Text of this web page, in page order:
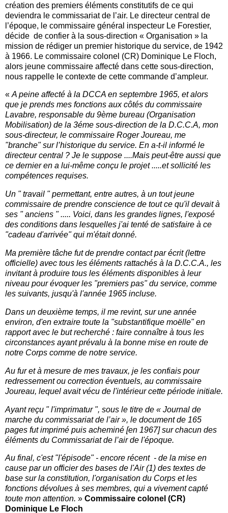
création des premiers éléments constitutifs de ce qui
deviendra le commissariat de l’air. Le directeur central de
l’époque, le commissaire général inspecteur Le Forestier,
décide de confier à la sous-direction « Organisation » la
mission de rédiger un premier historique du service, de 1942
à 1966. Le commissaire colonel (CR) Dominique Le Floch,
alors jeune commissaire affecté dans cette sous-direction,
nous rappelle le contexte de cette commande d’ampleur.
«A peine affecté à la DCCA en septembre 1965, et alors
que je prends mes fonctions aux côtés du commissaire
Lavabre, responsable du 9ème bureau (Organisation
Mobilisation) de la 3éme sous-direction de la D.C.C.A, mon
sous-directeur, le commissaire Roger Joureau, me
"branche" sur l’historique du service. En a-t-il informé le
directeur central ? Je le suppose ....Mais peut-être aussi que
ce dernier en a lui-même conçu le projet .....et sollicité les
compétences requises.
Un " travail " permettant, entre autres, à un tout jeune
commissaire de prendre conscience de tout ce qu'il devait à
ses " anciens " ..... Voici, dans les grandes lignes, l'exposé
des conditions dans lesquelles j'ai tenté de satisfaire à ce
"cadeau d'arrivée" qui m'était donné.
Ma première tâche fut de prendre contact par écrit (lettre
officielle) avec tous les éléments rattachés à la D.C.C.A., les
invitant à produire tous les éléments disponibles à leur
niveau pour évoquer les "premiers pas" du service, comme
les suivants, jusqu'à l'année 1965 incluse.
Dans un deuxième temps, il me revint, sur une année
environ, d'en extraire toute la "substantifique moëlle" en
rapport avec le but recherché : faire connaître à tous les
circonstances ayant prévalu à la bonne mise en route de
notre Corps comme de notre service.
Au fur et à mesure de mes travaux, je les confiais pour
redressement ou correction éventuels, au commissaire
Joureau, lequel avait vécu de l'intérieur cette période initiale.
Ayant reçu " l'imprimatur ", sous le titre de « Journal de
marche du commissariat de l’air », le document de 165
pages fut imprimé puis acheminé [en 1967] sur chacun des
éléments du Commissariat de l’air de l'époque.
Au final, c'est "l'épisode" - encore récent - de la mise en
cause par un officier des bases de l'Air (1) des textes de
base sur la constitution, l'organisation du Corps et les
fonctions dévolues à ses membres, qui a vivement capté
toute mon attention. » Commissaire colonel (CR)
Dominique Le Floch